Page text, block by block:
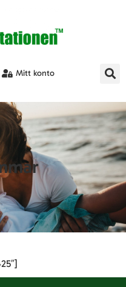
Mitt konto